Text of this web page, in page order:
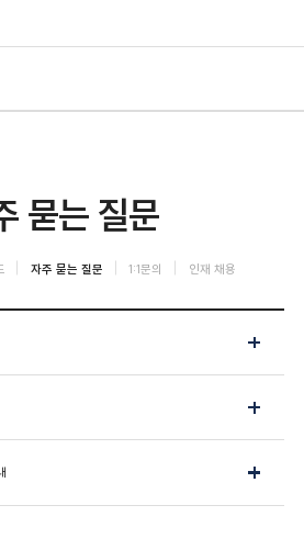
묻는 질문
자주 묻는 질문 1:1문의 인재 채용